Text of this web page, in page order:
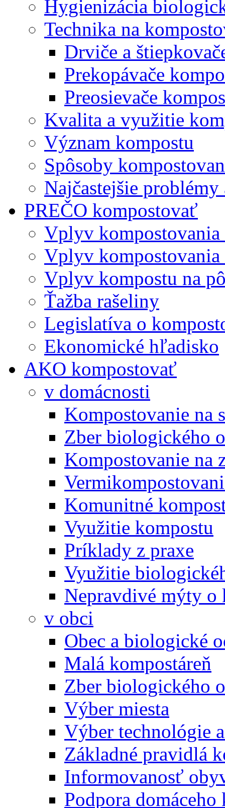
Hygienizácia
Technika na
Drviče a
Prekopávače
Preosievače
Kvalita a využitie
Význam kompostu
Spôsoby
Najčastejšie problémy
PREČO kompostovať
Vplyv kompostovania
Vplyv
Vplyv kompostu na
Ťažba rašeliny
Legislatíva o
Ekonomické hľadisko
AKO kompostovať
v domácnosti
Kompostovanie na
Zber biologického
Kompostovanie na
Komunitné
Využitie kompostu
Príklady z praxe
Využitie
Nepravdivé mýty o
v obci
Obec a biologické
Malá kompostáreň
Zber biologického
Výber miesta
Výber technológie
Základné pravidlá
Informovanosť
Podpora